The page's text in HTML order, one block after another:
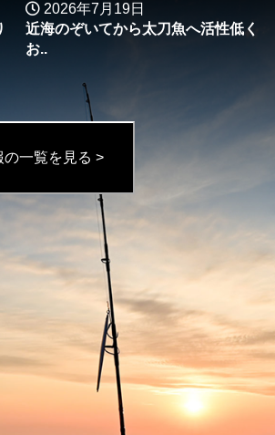
2026年7月19日
近海のぞいてから太刀魚へ活性低く
お..
の一覧を見る >